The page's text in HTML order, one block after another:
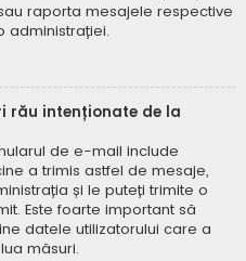
raporta mesajele respective
administrației.
rău intenționate de la
de e-mail include
a trimis astfel de mesaje,
și le puteți trimite o
Este foarte important să
datele utilizatorului care a
măsuri.